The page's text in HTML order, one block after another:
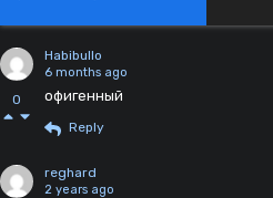
0
Habibullo
6 months ago
офигенный
Reply
reghard
2 years ago